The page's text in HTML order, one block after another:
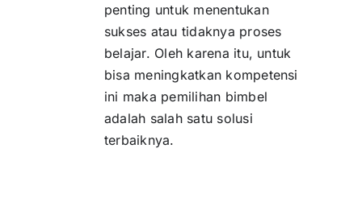
penting untuk menentukan
sukses atau tidaknya proses
belajar. Oleh karena itu, untuk
bisa meningkatkan kompetensi
ini maka pemilihan bimbel
adalah salah satu solusi
terbaiknya.